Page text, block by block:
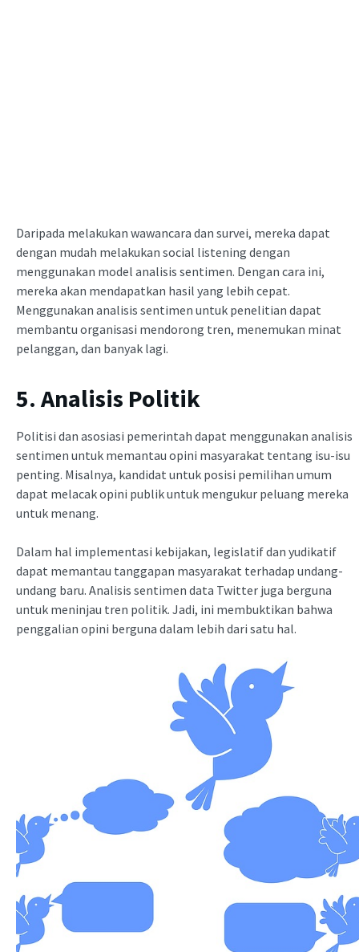
Daripada melakukan wawancara dan survei, mereka dapat
dengan mudah melakukan social listening dengan
menggunakan model analisis sentimen. Dengan cara ini,
mereka akan mendapatkan hasil yang lebih cepat.
Menggunakan analisis sentimen untuk penelitian dapat
membantu organisasi mendorong tren, menemukan minat
pelanggan, dan banyak lagi.
5. Analisis Politik
Politisi dan asosiasi pemerintah dapat menggunakan analisis
sentimen untuk memantau opini masyarakat tentang isu-isu
penting. Misalnya, kandidat untuk posisi pemilihan umum
dapat melacak opini publik untuk mengukur peluang mereka
untuk menang.
Dalam hal implementasi kebijakan, legislatif dan yudikatif
dapat memantau tanggapan masyarakat terhadap undang-
undang baru. Analisis sentimen data Twitter juga berguna
untuk meninjau tren politik. Jadi, ini membuktikan bahwa
penggalian opini berguna dalam lebih dari satu hal.